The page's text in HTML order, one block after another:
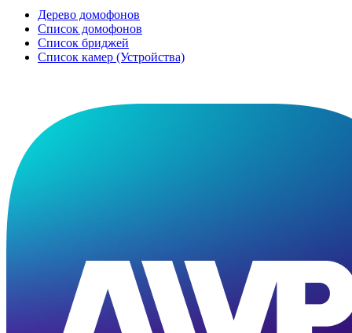
Дерево домофонов
Список домофонов
Список бриджей
Список камер (Устройства)